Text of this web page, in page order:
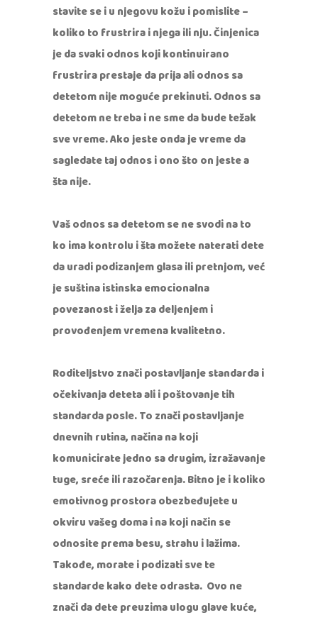
stavite se i u njegovu kožu i pomislite –
koliko to frustrira i njega ili nju. Činjenica
je da svaki odnos koji kontinuirano
frustrira prestaje da prija ali odnos sa
detetom nije moguće prekinuti. Odnos sa
detetom ne treba i ne sme da bude težak
sve vreme. Ako jeste onda je vreme da
sagledate taj odnos i ono što on jeste a
šta nije.
Vaš odnos sa detetom se ne svodi na to
ko ima kontrolu i šta možete naterati dete
da uradi podizanjem glasa ili pretnjom, već
je suština istinska emocionalna
povezanost i želja za deljenjem i
provođenjem vremena kvalitetno.
Roditeljstvo znači postavljanje standarda i
očekivanja deteta ali i poštovanje tih
standarda posle. To znači postavljanje
dnevnih rutina, načina na koji
komunicirate jedno sa drugim, izražavanje
tuge, sreće ili razočarenja. Bitno je i koliko
emotivnog prostora obezbeđujete u
okviru vašeg doma i na koji način se
odnosite prema besu, strahu i lažima.
Takođe, morate i podizati sve te
standarde kako dete odrasta. Ovo ne
znači da dete preuzima ulogu glave kuće,